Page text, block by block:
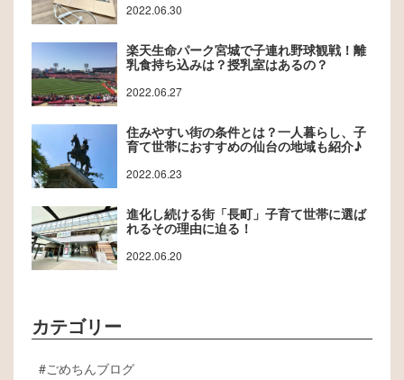
2022.06.30
楽天生命パーク宮城で子連れ野球観戦！離
乳食持ち込みは？授乳室はあるの？
2022.06.27
住みやすい街の条件とは？一人暮らし、子
育て世帯におすすめの仙台の地域も紹介♪
2022.06.23
進化し続ける街「長町」子育て世帯に選ば
れるその理由に迫る！
2022.06.20
カテゴリー
ごめちんブログ